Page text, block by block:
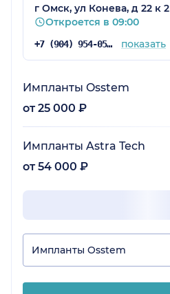
г Омск, ул Конева, д 22 к 2
Откроется в 09:00
+7 (904) 954-05-70 показать
Импланты Osstem
от 25 000 ₽
Импланты Astra Tech
от 54 000 ₽
Импланты Osstem